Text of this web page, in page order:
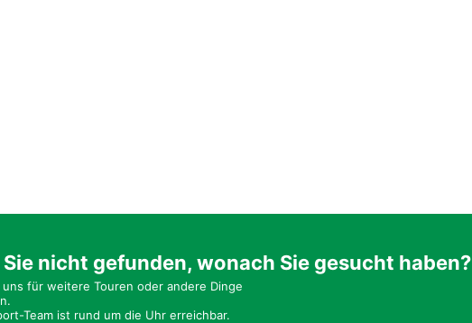
Sie nicht gefunden, wonach Sie gesucht haben?
uns für weitere Touren oder andere Dinge
Team ist rund um die Uhr erreichbar.